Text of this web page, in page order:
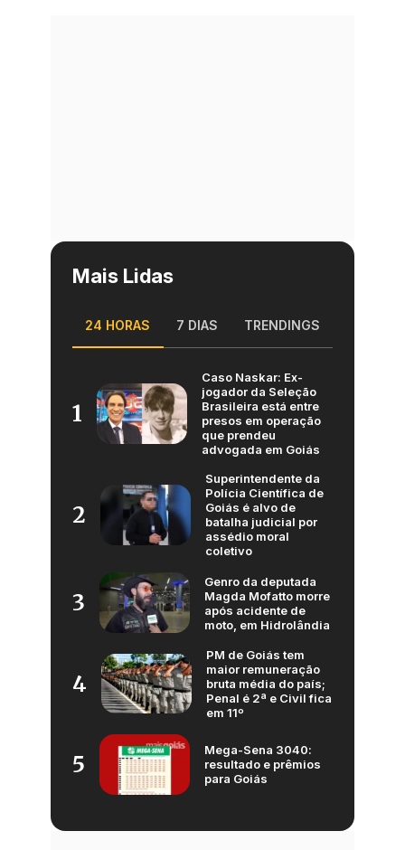
Mais Lidas
24 HORAS 7 DIAS TRENDINGS
1
Caso Naskar: Ex-
jogador da Seleção
Brasileira está entre
presos em operação
que prendeu
advogada em Goiás
2
Superintendente da
Polícia Científica de
Goiás é alvo de
batalha judicial por
assédio moral
coletivo
3
Genro da deputada
Magda Mofatto morre
após acidente de
moto, em Hidrolândia
4
PM de Goiás tem
maior remuneração
bruta média do país;
Penal é 2ª e Civil fica
em 11º
5
Mega-Sena 3040:
resultado e prêmios
para Goiás